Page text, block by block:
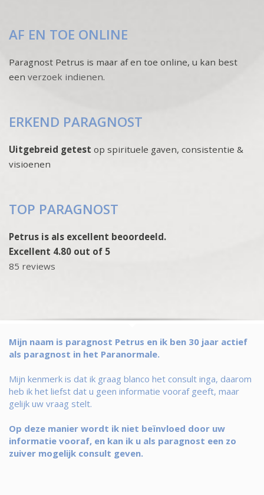
AF EN TOE ONLINE
Paragnost Petrus is maar af en toe online, u kan best
een verzoek indienen.
ERKEND PARAGNOST
Uitgebreid getest op spirituele gaven, consistentie &
visioenen
TOP PARAGNOST
Petrus is als excellent beoordeeld.
Excellent 4.80 out of 5
85 reviews
Mijn naam is paragnost Petrus en ik ben 30 jaar actief
als paragnost in het Paranormale.
Mijn kenmerk is dat ik graag blanco het consult inga, daarom
heb ik het liefst dat u geen informatie vooraf geeft, maar
gelijk uw vraag stelt.
Op deze manier wordt ik niet beïnvloed door uw
informatie vooraf, en kan ik u als paragnost een zo
zuiver mogelijk consult geven.